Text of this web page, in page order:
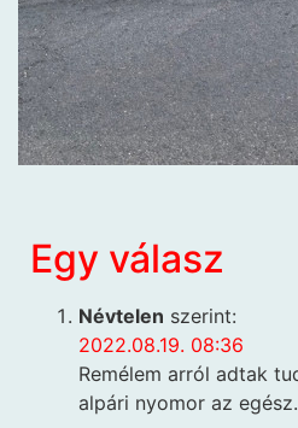
Egy válasz
Névtelen szerint:
2022.08.19. 08:36
Remélem arról adtak
alpári nyomor az egész.